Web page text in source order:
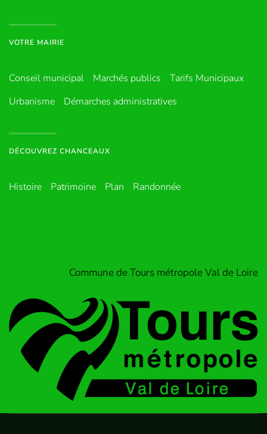
VOTRE MAIRIE
Conseil municipal Marchés publics
Tarifs Municipaux
Urbanisme
Démarches administratives
DÉCOUVREZ CHANCEAUX
Histoire Patrimoine Plan Randonnée
Commune de Tours métropole Val de Loire